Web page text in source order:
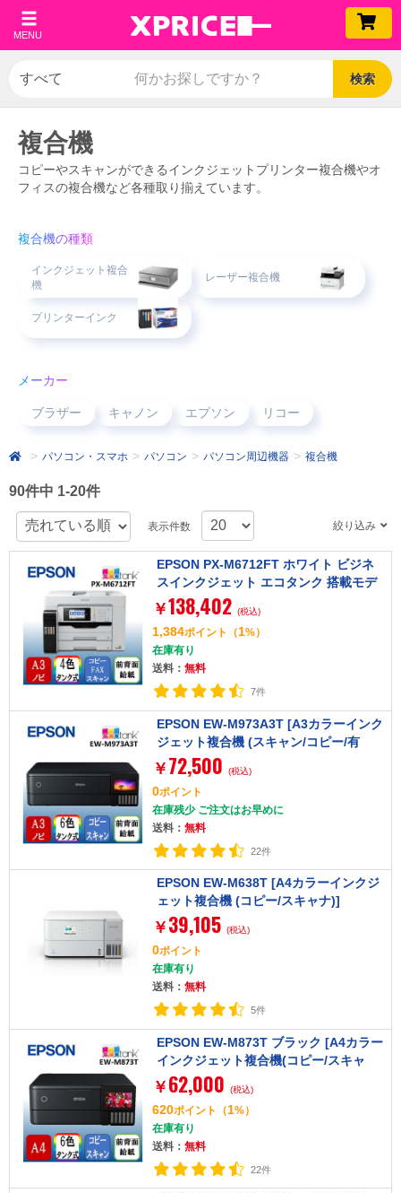
MENU
検索
複合機
コピーやスキャンができるインクジェットプリンター複合機やオ
フィスの複合機など各種取り揃えています。
複合機の種類
インクジェット複合
機
レーザー複合機
プリンターインク
メーカー
ブラザー キャノン エプソン リコー
パソコン・スマホ パソコン パソコン周辺機器 複合機
90件中 1-20件
表示件数 絞り込み
EPSON PX-M6712FT ホワイト ビジネ
スインクジェット エコタンク 搭載モデ
ル [A3カラーインクジェット複合機 (FA
X/コピー/スキャナ)]
￥138,402 (税込)
1,384ポイント （1%）
在庫有り
送料： 無料
7件
EPSON EW-M973A3T [A3カラーインク
ジェット複合機 (スキャン/コピー/有
線・無線LAN対応)]
￥ 72,500 (税込)
0ポイント
在庫残少 ご注文はお早めに
送料： 無料
22件
EPSON EW-M638T [A4カラーインクジ
ェット複合機 (コピー/スキャナ)]
￥ 39,105 (税込)
0ポイント
在庫有り
送料： 無料
5件
EPSON EW-M873T ブラック [A4カラー
インクジェット複合機(コピー/スキャ
ナ)]
￥ 62,000 (税込)
620ポイント （1%）
在庫有り
送料： 無料
22件